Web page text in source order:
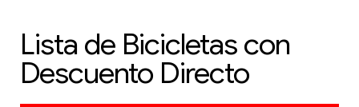
Lista de Bicicletas con
Descuento Directo